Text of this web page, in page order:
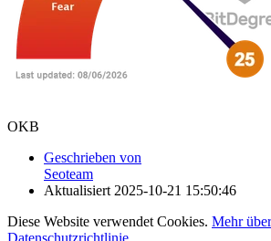
OKB
Geschrieben von
Seoteam
Aktualisiert 2025-10-21 15:50:46
Diese Website verwendet Cookies. Mehr
Datenschutzrichtlinie